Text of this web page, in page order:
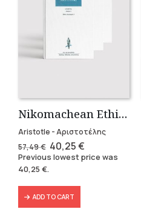
Nikomachean Ethics (3 volumes)
Aristotle - Αριστοτέλης
57,49€ Original
price
was:
57,49 €.
40,25€Current
price
is:
Previous lowest price was
40,25 €.
ADD TO CART